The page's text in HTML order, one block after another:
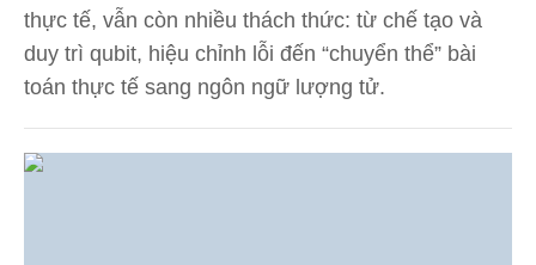
thực tế, vẫn còn nhiều thách thức: từ chế tạo và
duy trì qubit, hiệu chỉnh lỗi đến “chuyển thể” bài
toán thực tế sang ngôn ngữ lượng tử.